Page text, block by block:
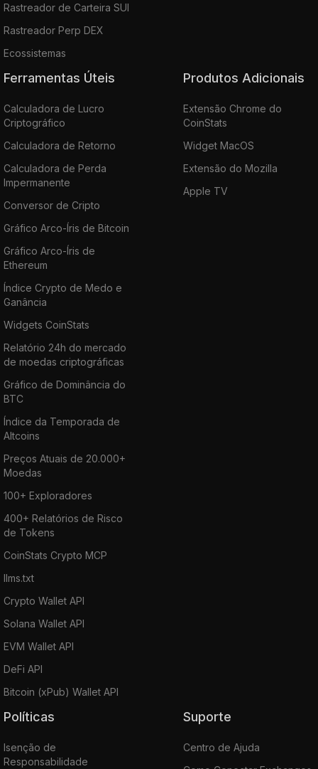
Rastreador de Carteira SUI
Rastreador Perp DEX
Ecossistemas
Ferramentas Úteis
Calculadora de Lucro
Criptográfico
Calculadora de Retorno
Calculadora de Perda
Impermanente
Conversor de Cripto
Gráfico Arco-Íris de Bitcoin
Gráfico Arco-Íris de
Ethereum
Índice Crypto de Medo e
Ganância
Widgets CoinStats
Relatório 24h do mercado
de moedas criptográficas
Gráfico de Dominância do
BTC
Índice da Temporada de
Altcoins
Preços Atuais de 20.000+
Moedas
100+ Exploradores
400+ Relatórios de Risco
de Tokens
CoinStats Crypto MCP
llms.txt
Crypto Wallet API
Solana Wallet API
EVM Wallet API
DeFi API
Bitcoin (xPub) Wallet API
Produtos Adicionais
Extensão Chrome do
CoinStats
Widget MacOS
Extensão do Mozilla
Apple TV
Políticas
Isenção de
Responsabilidade
Suporte
Centro de Ajuda